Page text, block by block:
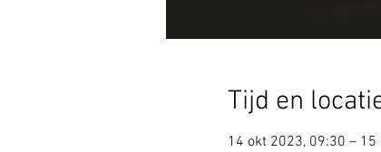
Tijd en
14 okt 2023, 09:30 –